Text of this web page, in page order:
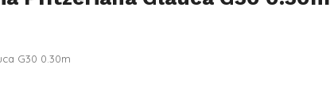
G30 0.30m